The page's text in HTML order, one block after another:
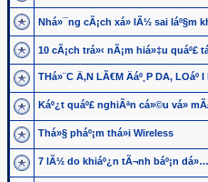
Nhá»¯ng cÃ¡ch xá»­ lÃ½ sai láº§m
10 cÃ¡ch trá»‹ nÃ¡m hiá»‡u quáº£
THá»¨C Ä‚N LÃ€M Äáº¸P DA, LOáº
Káº¿t quáº£ nghiÃªn cá»©u vá»
Thá»§ pháº¡m thá»i Wireless
7 lÃ½ do khiáº¿n tÃ¬nh báº¡n dá»…